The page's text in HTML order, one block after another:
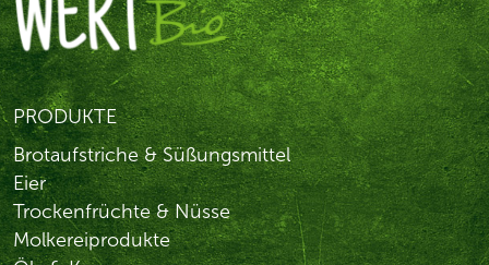
PRODUKTE
Brotaufstriche & Süßungsmittel
Eier
Trockenfrüchte & Nüsse
Molkereiprodukte